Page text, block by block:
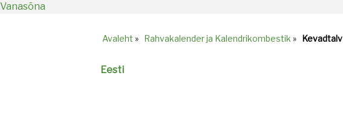
Vanasõna
Avaleht » Rahvakalender ja Kalendrikombestik » Kevadtalv
Eesti